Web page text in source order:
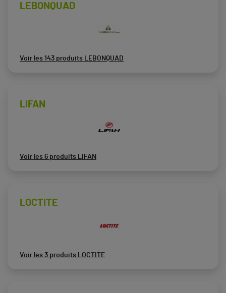
LEBONQUAD
Voir les 143 produits LEBONQUAD
LIFAN
Voir les 6 produits LIFAN
LOCTITE
Voir les 3 produits LOCTITE